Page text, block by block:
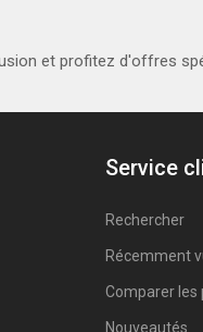
et profitez d'offres
Service
Rechercher
Récemment
Comparer les
Nouveautés